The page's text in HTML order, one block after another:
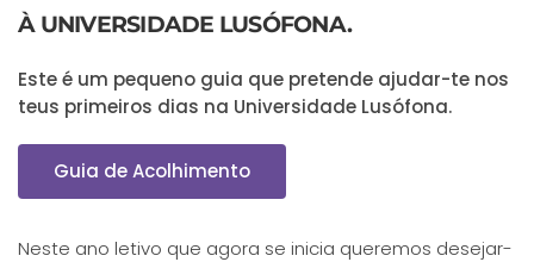
À UNIVERSIDADE LUSÓFONA.
Este é um pequeno guia que pretende ajudar-te nos
teus primeiros dias na Universidade Lusófona.
Guia de Acolhimento
Neste ano letivo que agora se inicia queremos desejar-